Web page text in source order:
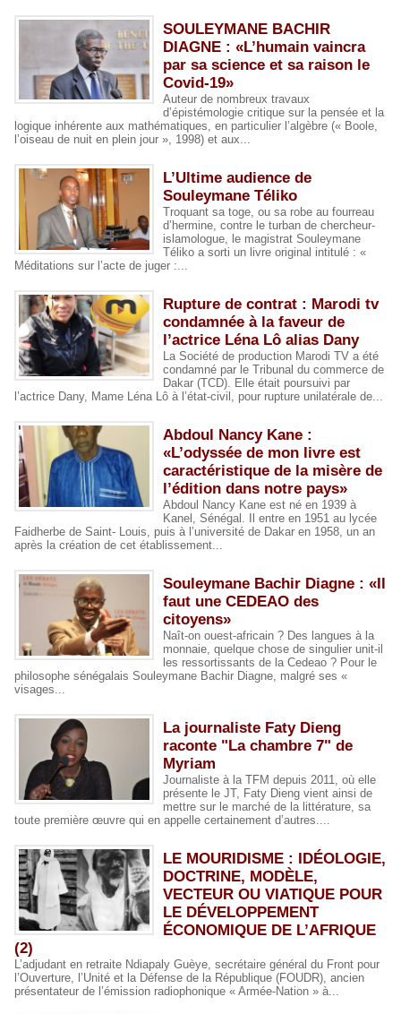
SOULEYMANE BACHIR
DIAGNE : «L’humain vaincra
par sa science et sa raison le
Covid-19»
Auteur de nombreux travaux
d’épistémologie critique sur la pensée et la
logique inhérente aux mathématiques, en particulier l’algèbre (« Boole,
l’oiseau de nuit en plein jour », 1998) et aux...
L’Ultime audience de
Souleymane Téliko
Troquant sa toge, ou sa robe au fourreau
d’hermine, contre le turban de chercheur-
islamologue, le magistrat Souleymane
Téliko a sorti un livre original intitulé : «
Méditations sur l’acte de juger :...
Rupture de contrat : Marodi tv
condamnée à la faveur de
l’actrice Léna Lô alias Dany
La Société de production Marodi TV a été
condamné par le Tribunal du commerce de
Dakar (TCD). Elle était poursuivi par
l’actrice Dany, Mame Léna Lô à l’état-civil, pour rupture unilatérale de...
Abdoul Nancy Kane :
«L’odyssée de mon livre est
caractéristique de la misère de
l’édition dans notre pays»
Abdoul Nancy Kane est né en 1939 à
Kanel, Sénégal. Il entre en 1951 au lycée
Faidherbe de Saint- Louis, puis à l’université de Dakar en 1958, un an
après la création de cet établissement...
Souleymane Bachir Diagne : «Il
faut une CEDEAO des
citoyens»
Naît-on ouest-africain ? Des langues à la
monnaie, quelque chose de singulier unit-il
les ressortissants de la Cedeao ? Pour le
philosophe sénégalais Souleymane Bachir Diagne, malgré ses «
visages...
La journaliste Faty Dieng
raconte "La chambre 7" de
Myriam
Journaliste à la TFM depuis 2011, où elle
présente le JT, Faty Dieng vient ainsi de
mettre sur le marché de la littérature, sa
toute première œuvre qui en appelle certainement d’autres....
LE MOURIDISME : IDÉOLOGIE,
DOCTRINE, MODÈLE,
VECTEUR OU VIATIQUE POUR
LE DÉVELOPPEMENT
ÉCONOMIQUE DE L’AFRIQUE
(2)
L’adjudant en retraite Ndiapaly Guèye, secrétaire général du Front pour
l’Ouverture, l’Unité et la Défense de la République (FOUDR), ancien
présentateur de l’émission radiophonique « Armée-Nation » à...